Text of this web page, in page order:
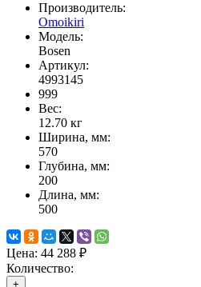
Производитель:
Omoikiri
Модель:
Bosen
Артикул:
4993145
999
Вес:
12.70 кг
Ширина, мм:
570
Глубина, мм:
200
Длина, мм:
500
Цена: 44 288 ₽
Количество:
+